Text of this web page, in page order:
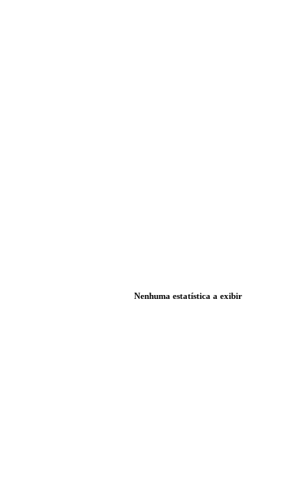
Nenhuma estatística a exibir